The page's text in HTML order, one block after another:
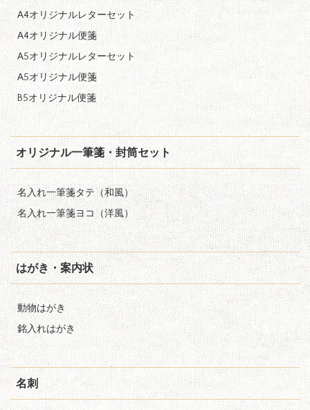
A4オリジナルレターセット
A4オリジナル便箋
A5オリジナルレターセット
A5オリジナル便箋
B5オリジナル便箋
オリジナル一筆箋・封筒セット
名入れ一筆箋タテ（和風）
名入れ一筆箋ヨコ（洋風）
はがき・案内状
動物はがき
銘入れはがき
名刺